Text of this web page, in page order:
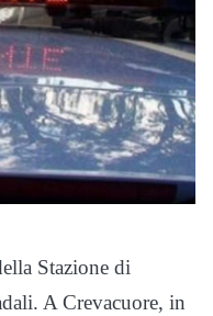
Stazione di
A Crevacuore, in